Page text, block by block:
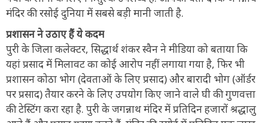
मंदिर की रसोई दुनिया में सबसे बड़ी मानी जाती है.
प्रशासन ने उठाए हैं ये कदम
पुरी के जिला कलेक्टर, सिद्धार्थ शंकर स्वैन ने मीडिया को बताया कि
यहां प्रसाद में मिलावट का कोई आरोप नहीं लगाया गया है, फिर भी
प्रशासन कोठा भोग (देवताओं के लिए प्रसाद) और बारादी भोग (ऑर्डर
पर प्रसाद) तैयार करने के लिए उपयोग किए जाने वाले घी की गुणवत्ता
की टेस्टिंग करा रहा है. पुरी के जगन्नाथ मंदिर में प्रतिदिन हजारों श्रद्धालु